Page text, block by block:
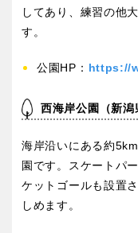
してあり、練習の他
す。
公園HP： https://
西海岸公園（新潟
海岸沿いにある約
園です。スケートパ
ケットゴールも設置
しめます。